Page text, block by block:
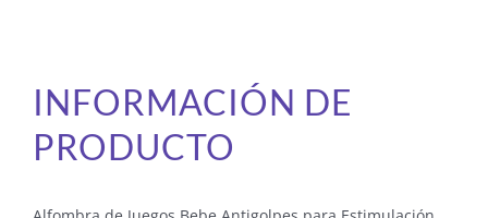
INFORMACIÓN DE
PRODUCTO